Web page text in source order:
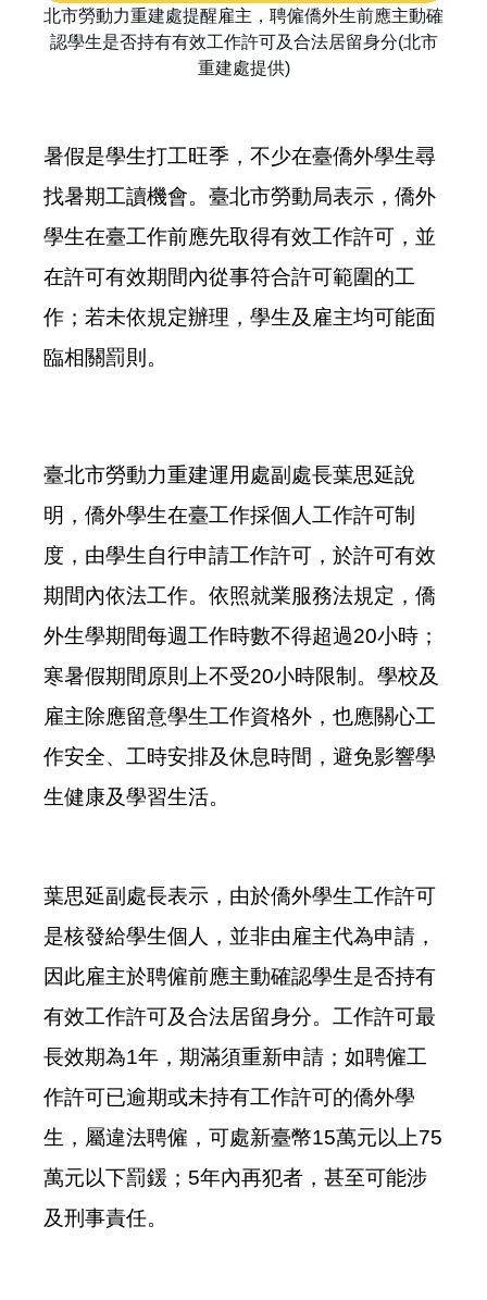
北市勞動力重建處提醒雇主，聘僱僑外生前應主動確
認學生是否持有有效工作許可及合法居留身分(北市
重建處提供)
暑假是學生打工旺季，不少在臺僑外學生尋
找暑期工讀機會。臺北市勞動局表示，僑外
學生在臺工作前應先取得有效工作許可，並
在許可有效期間內從事符合許可範圍的工
作；若未依規定辦理，學生及雇主均可能面
臨相關罰則。
臺北市勞動力重建運用處副處長葉思延說
明，僑外學生在臺工作採個人工作許可制
度，由學生自行申請工作許可，於許可有效
期間內依法工作。依照就業服務法規定，僑
外生學期間每週工作時數不得超過20小時；
寒暑假期間原則上不受20小時限制。學校及
雇主除應留意學生工作資格外，也應關心工
作安全、工時安排及休息時間，避免影響學
生健康及學習生活。
葉思延副處長表示，由於僑外學生工作許可
是核發給學生個人，並非由雇主代為申請，
因此雇主於聘僱前應主動確認學生是否持有
有效工作許可及合法居留身分。工作許可最
長效期為1年，期滿須重新申請；如聘僱工
作許可已逾期或未持有工作許可的僑外學
生，屬違法聘僱，可處新臺幣15萬元以上75
萬元以下罰鍰； 5年內再犯者，甚至可能涉
及刑事責任。